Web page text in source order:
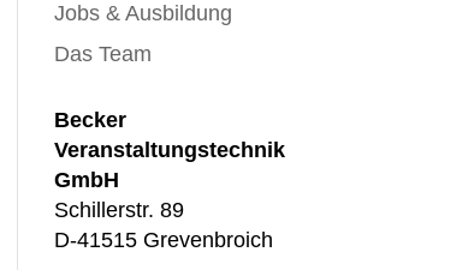
Jobs & Ausbildung
Das Team
Becker
Veranstaltungstechnik
GmbH
Schillerstr. 89
D-41515 Grevenbroich